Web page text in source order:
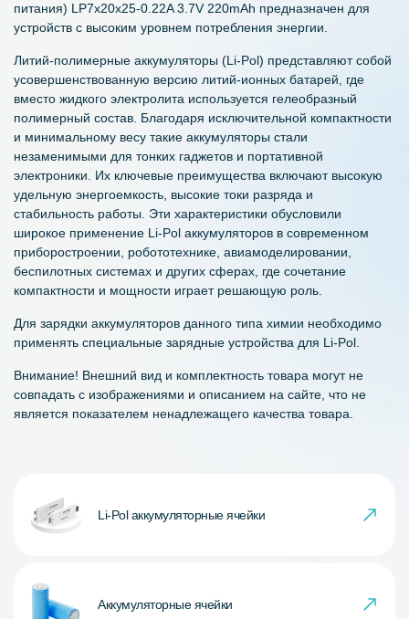
питания) LP7x20x25-0.22A 3.7V 220mAh предназначен для
устройств с высоким уровнем потребления энергии.
Литий-полимерные аккумуляторы (Li-Pol) представляют собой
усовершенствованную версию литий-ионных батарей, где
вместо жидкого электролита используется гелеобразный
полимерный состав. Благодаря исключительной компактности
и минимальному весу такие аккумуляторы стали
незаменимыми для тонких гаджетов и портативной
электроники. Их ключевые преимущества включают высокую
удельную энергоемкость, высокие токи разряда и
стабильность работы. Эти характеристики обусловили
широкое применение Li-Pol аккумуляторов в современном
приборостроении, робототехнике, авиамоделировании,
беспилотных системах и других сферах, где сочетание
компактности и мощности играет решающую роль.
Для зарядки аккумуляторов данного типа химии необходимо
применять специальные зарядные устройства для Li-Pol.
Внимание! Внешний вид и комплектность товара могут не
совпадать с изображениями и описанием на сайте, что не
является показателем ненадлежащего качества товара.
Li-Pol аккумуляторные ячейки
Аккумуляторные ячейки